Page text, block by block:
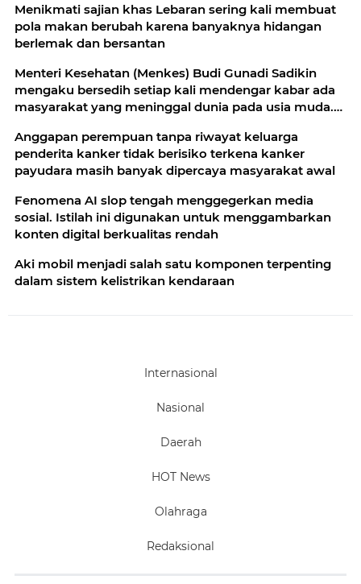
Menikmati sajian khas Lebaran sering kali membuat
pola makan berubah karena banyaknya hidangan
berlemak dan bersantan
Menteri Kesehatan (Menkes) Budi Gunadi Sadikin
mengaku bersedih setiap kali mendengar kabar ada
masyarakat yang meninggal dunia pada usia muda.
menteri kesehatan apabila masih ada warga yang
kehilangan nyawa
Anggapan perempuan tanpa riwayat keluarga
penderita kanker tidak berisiko terkena kanker
payudara masih banyak dipercaya masyarakat awal
Fenomena AI slop tengah menggegerkan media
sosial. Istilah ini digunakan untuk menggambarkan
konten digital berkualitas rendah
Aki mobil menjadi salah satu komponen terpenting
dalam sistem kelistrikan kendaraan
Internasional
Nasional
Daerah
HOT News
Olahraga
Redaksional